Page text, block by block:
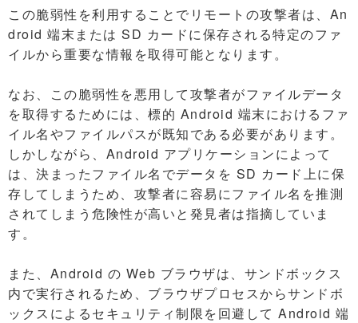
この脆弱性を利用することでリモートの攻撃者は、An
droid 端末または SD カードに保存される特定のファ
イルから重要な情報を取得可能となります。
なお、この脆弱性を悪用して攻撃者がファイルデータ
を取得するためには、標的 Android 端末におけるファ
イル名やファイルパスが既知である必要があります。
しかしながら、Android アプリケーションによって
は、決まったファイル名でデータを SD カード上に保
存してしまうため、攻撃者に容易にファイル名を推測
されてしまう危険性が高いと発見者は指摘していま
す。
また、Android の Web ブラウザは、サンドボックス
内で実行されるため、ブラウザプロセスからサンドボ
ックスによるセキュリティ制限を回避して Android 端